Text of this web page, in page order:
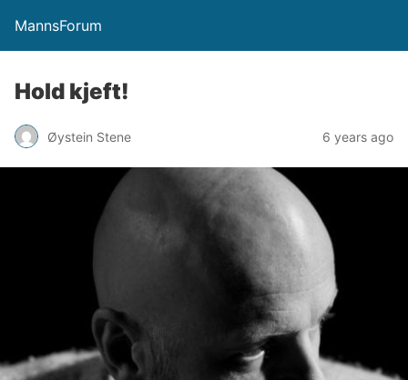
MannsForum
Hold kjeft!
Øystein Stene 6 years ago